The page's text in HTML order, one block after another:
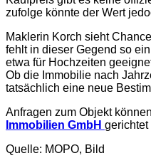
zufolge könnte der Wert
Maklerin Korch sieht
fehlt in dieser Gegend so
etwa für Hochzeiten
Ob die Immobilie nach
tatsächlich eine neue
Anfragen zum Objekt
Immobilien GmbH gerichtet
Quelle: MOPO, Bild